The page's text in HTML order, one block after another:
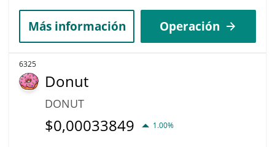
Más información Operación
6325
Donut
DONUT
$0,00033849 1.00%